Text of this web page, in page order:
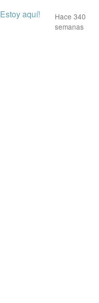
Estoy aquí!
Hace 340
semanas